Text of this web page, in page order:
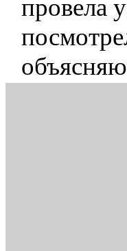
провела